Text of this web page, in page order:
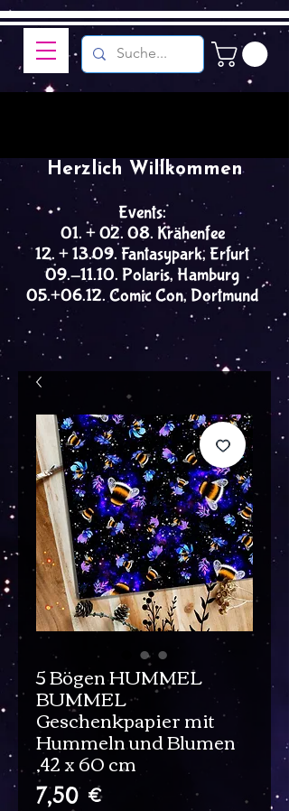
Events:
01. + 02. 08. Krähenfee
12. + 13.09. Fantasypark, Erfurt
09.-11.10. Polaris, Hamburg
05.+06.12. Comic Con, Dortmund
Herzlich Willkommen
5 Bögen HUMMEL
BUMMEL
Geschenkpapier mit
Hummeln und Blumen
,42 x 60 cm
7,50 €Preis